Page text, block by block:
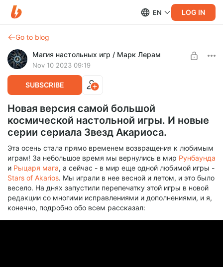
EN LOG IN
Go to blog
Магия настольных игр / Марк Лерам
Nov 10 2023 09:19
SUBSCRIBE
Новая версия самой большой
космической настольной игры. И новые
серии сериала Звезд Акариоса.
Эта осень стала прямо временем возвращения к любимым
играм! За небольшое время мы вернулись в мир Рунбаунда
и Рыцаря мага, а сейчас - в мир еще одной любимой игры -
Stars of Akarios. Мы играли в нее весной и летом, и это было
весело. На днях запустили перепечатку этой игры в новой
редакции со многими исправлениями и дополнениями, и я,
конечно, подробно обо всем рассказал: